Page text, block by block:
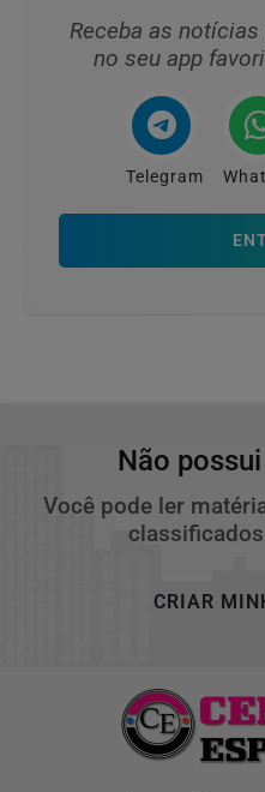
Receba as
no seu app
Telegram
Não
Você pode ler
CRIAR